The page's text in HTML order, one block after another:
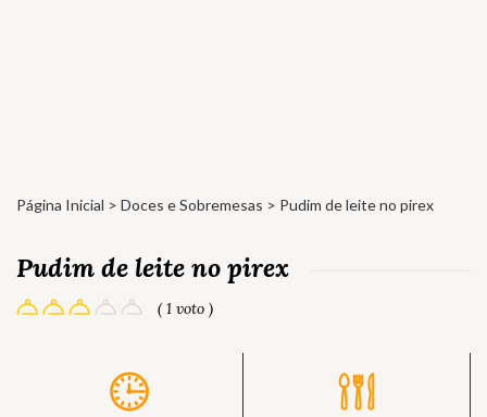
Página Inicial > Doces e Sobremesas > Pudim de leite no pirex
Pudim de leite no pirex
( 1 voto )